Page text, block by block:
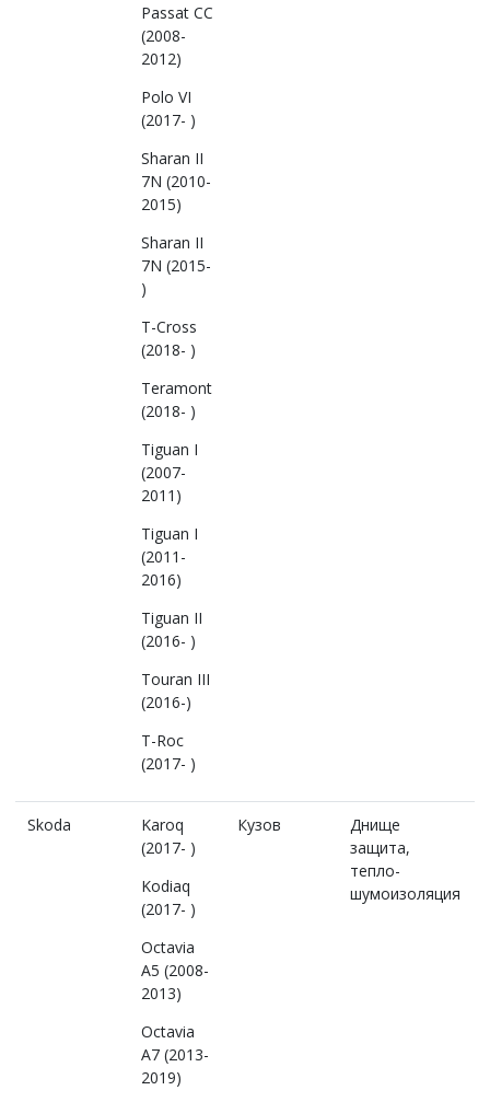
Passat CC
(2008-
2012)
Polo VI
(2017- )
Sharan II
7N (2010-
2015)
Sharan II
7N (2015-
)
T-Cross
(2018- )
Teramont
(2018- )
Tiguan I
(2007-
2011)
Tiguan I
(2011-
2016)
Tiguan II
(2016- )
Touran III
(2016-)
T-Roc
(2017- )
Skoda
Karoq
(2017- )
Kodiaq
(2017- )
Octavia
A5 (2008-
2013)
Octavia
A7 (2013-
2019)
Кузов
Днище
защита,
тепло-
шумоизоляция